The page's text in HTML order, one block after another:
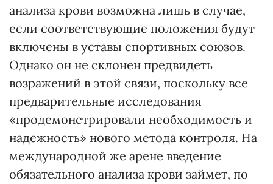
анализа крови возможна лишь в случае,
если соответствующие положения будут
включены в уставы спортивных союзов.
Однако он не склонен предвидеть
возражений в этой связи, поскольку все
предварительные исследования
«продемонстрировали необходимость и
надежность» нового метода контроля. На
международной же арене введение
обязательного анализа крови займет, по